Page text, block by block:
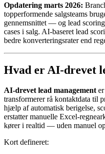
Opdatering marts 2026:
topperformende salgsteams
gennemsnittet — og lead
cases i salg. AI-baseret lead
bedre konverteringsrater end
Hvad er AI-drevet
AI-drevet lead managementer
transformerer rå kontaktdata til
hjælp af automatisk berigelse,
erstatter manuelle Excel-
kører i realtid — uden manuel
Kort defineret: